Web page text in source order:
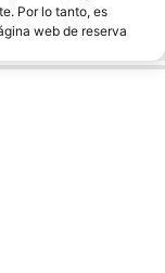
Por lo tanto, es
web de reserva